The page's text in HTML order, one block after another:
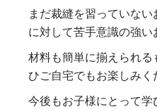
まだ裁縫を習っていな
に対して苦手意識の強
材料も簡単に揃えられ
ひご自宅でもお楽しみく
今後もお子様にとって